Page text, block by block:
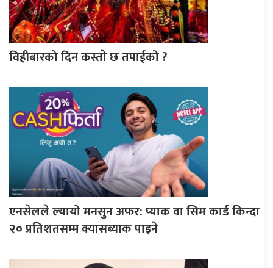
विहीबारको दिन कस्ताे छ तपाईको ?
एनसेलले ल्यायो मनसुन अफर: प्याक वा सिम कार्ड किन्दा
२० प्रतिशतसम्म क्यासब्याक पाइने